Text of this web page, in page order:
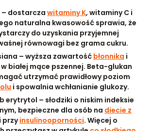
– dostarcza witaminy K, witaminy C i
naturalna kwasowość sprawia, że
do uzyskania przyjemnej
równowagi bez grama cukru.
– wyższa zawartość błonnika i
w białej mące pszennej. Beta-glukan
utrzymać prawidłowy poziom
i spowalnia wchłanianie glukozy.
erytrytol – słodziki o niskim indeksie
bezpieczne dla osób na diecie z
i przyinsulinooporności. Więcej o